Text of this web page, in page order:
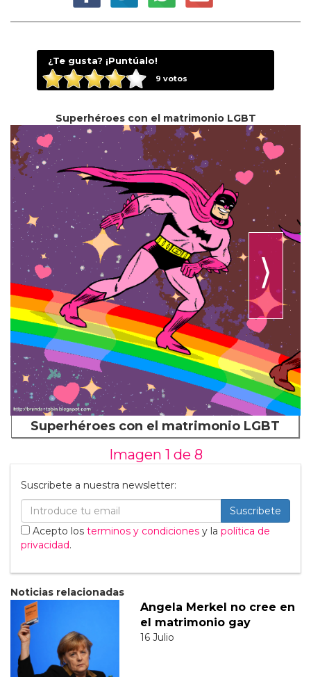
¿Te gusta? ¡Puntúalo!
9 votos
Superhéroes con el matrimonio LGBT
⟩
Superhéroes con el matrimonio LGBT
Imagen 1 de 8
Suscribete a nuestra newsletter:
Suscribete
Acepto los terminos y condiciones y la política de
privacidad.
Noticias relacionadas
Angela Merkel no cree en
el matrimonio gay
16 Julio